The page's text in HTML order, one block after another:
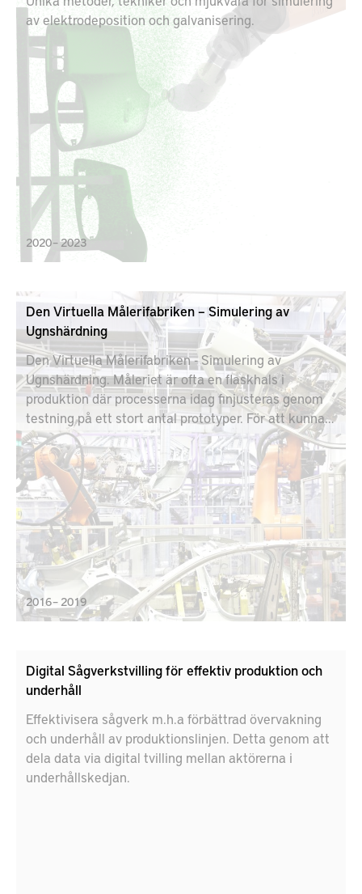
av elektrodeposition och galvanisering.
2020 – 2023
Den Virtuella Målerifabriken – Simulering av
Ugnshärdning
Den Virtuella Målerifabriken - Simulering av
Ugnshärdning. Måleriet är ofta en flaskhals i
produktion där processerna idag finjusteras genom
testning på ett stort antal prototyper. För att kunna
möta framtidens behov så behöver
produktionsberedningen kraftigt förbättras. Syftet är
att utveckla metoder, tekniker, mätmetodologi och
mjukvara, för simulering av härdning av färg i IR och
konvektionsugnar. Målet är att stödja industrins
utveckling och optimering av
ytbehandlingsprocesserna så att dessa blir mer
energieffektiva; har en kortare ledtid i
produktutvecklingen och ger bättre kvalitet.
2016 – 2019
Digital Sågverkstvilling för effektiv produktion och
underhåll
Effektivisera sågverk m.h.a förbättrad övervakning
och underhåll av produktionslinjen. Detta genom att
dela data via digital tvilling mellan aktörerna i
underhållskedjan.